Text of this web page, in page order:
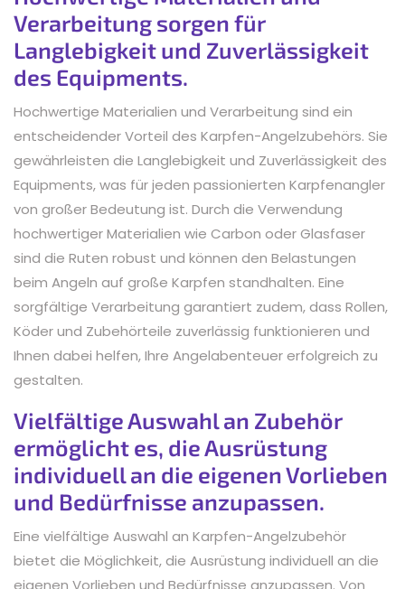
Verarbeitung sorgen für
Langlebigkeit und Zuverlässigkeit
des Equipments.
Hochwertige Materialien und Verarbeitung sind ein
entscheidender Vorteil des Karpfen-Angelzubehörs. Sie
gewährleisten die Langlebigkeit und Zuverlässigkeit des
Equipments, was für jeden passionierten Karpfenangler
von großer Bedeutung ist. Durch die Verwendung
hochwertiger Materialien wie Carbon oder Glasfaser
sind die Ruten robust und können den Belastungen
beim Angeln auf große Karpfen standhalten. Eine
sorgfältige Verarbeitung garantiert zudem, dass Rollen,
Köder und Zubehörteile zuverlässig funktionieren und
Ihnen dabei helfen, Ihre Angelabenteuer erfolgreich zu
gestalten.
Vielfältige Auswahl an Zubehör
ermöglicht es, die Ausrüstung
individuell an die eigenen Vorlieben
und Bedürfnisse anzupassen.
Eine vielfältige Auswahl an Karpfen-Angelzubehör
bietet die Möglichkeit, die Ausrüstung individuell an die
eigenen Vorlieben und Bedürfnisse anzupassen. Von